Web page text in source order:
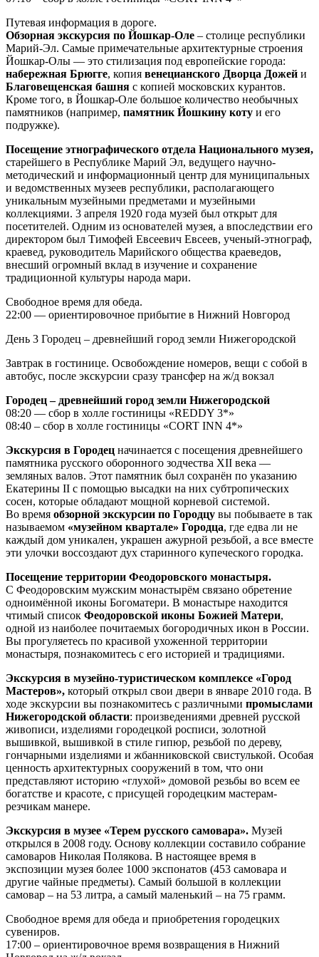
Путевая информация в дороге.
Обзорная экскурсия по Йошкар-Оле – столице республики
Марий-Эл. Самые примечательные архитектурные строения
Йошкар-Олы — это стилизация под европейские города:
набережная Брюгге, копия венецианского Дворца Дожей и
Благовещенская башня с копией московских курантов.
Кроме того, в Йошкар-Оле большое количество необычных
памятников (например, памятник Йошкину коту и его
подружке).
Посещение этнографического отдела Национального музея,
старейшего в Республике Марий Эл, ведущего научно-
методический и информационный центр для муниципальных
и ведомственных музеев республики, располагающего
уникальным музейными предметами и музейными
коллекциями. 3 апреля 1920 года музей был открыт для
посетителей. Одним из основателей музея, а впоследствии его
директором был Тимофей Евсеевич Евсеев, ученый-этнограф,
краевед, руководитель Марийского общества краеведов,
внесший огромный вклад в изучение и сохранение
традиционной культуры народа мари.
Свободное время для обеда.
22:00 — ориентировочное прибытие в Нижний Новгород
День 3 Городец – древнейший город земли Нижегородской
Завтрак в гостинице. Освобождение номеров, вещи с собой в
автобус, после экскурсии сразу трансфер на ж/д вокзал
Городец – древнейший город земли Нижегородской
08:20 — сбор в холле гостиницы «REDDY 3*»
08:40 – сбор в холле гостиницы «CORT INN 4*»
Экскурсия в Городец начинается с посещения древнейшего
памятника русского оборонного зодчества XII века —
земляных валов. Этот памятник был сохранён по указанию
Екатерины II с помощью высадки на них субтропических
сосен, которые обладают мощной корневой системой.
Во время обзорной экскурсии по Городцу вы побываете в так
называемом «музейном квартале» Городца, где едва ли не
каждый дом уникален, украшен ажурной резьбой, а все вместе
эти улочки воссоздают дух старинного купеческого городка.
Посещение территории Феодоровского монастыря.
С Феодоровским мужским монастырём связано обретение
одноимённой иконы Богоматери. В монастыре находится
чтимый список Феодоровской иконы Божией Матери,
одной из наиболее почитаемых богородичных икон в России.
Вы прогуляетесь по красивой ухоженной территории
монастыря, познакомитесь с его историей и традициями.
Экскурсия в музейно-туристическом комплексе «Город
Мастеров», который открыл свои двери в январе 2010 года. В
ходе экскурсии вы познакомитесь с различными промыслами
Нижегородской области: произведениями древней русской
живописи, изделиями городецкой росписи, золотной
вышивкой, вышивкой в стиле гипюр, резьбой по дереву,
гончарными изделиями и жбанниковской свистулькой. Особая
ценность архитектурных сооружений в том, что они
представляют историю «глухой» домовой резьбы во всем ее
богатстве и красоте, с присущей городецким мастерам-
резчикам манере.
Экскурсия в музее «Терем русского самовара». Музей
открылся в 2008 году. Основу коллекции составило собрание
самоваров Николая Полякова. В настоящее время в
экспозиции музея более 1000 экспонатов (453 самовара и
другие чайные предметы). Самый большой в коллекции
самовар – на 53 литра, а самый маленький – на 75 грамм.
Свободное время для обеда и приобретения городецких
сувениров.
17:00 – ориентировочное время возвращения в Нижний